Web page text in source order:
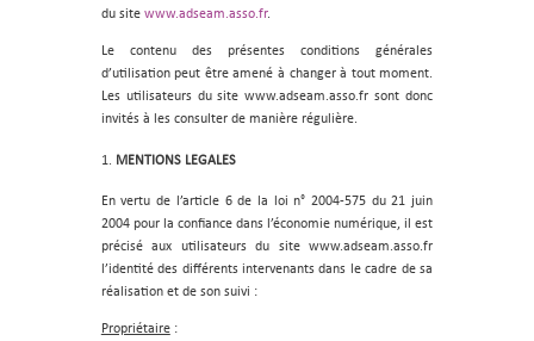
du site www.adseam.asso.fr.
Le contenu des présentes conditions générales
d’utilisation peut être amené à changer à tout moment.
Les utilisateurs du site www.adseam.asso.fr sont donc
invités à les consulter de manière régulière.
MENTIONS LEGALES
En vertu de l’article 6 de la loi n° 2004-575 du 21 juin
2004 pour la confiance dans l’économie numérique, il est
précisé aux utilisateurs du site www.adseam.asso.fr
l’identité des différents intervenants dans le cadre de sa
réalisation et de son suivi :
Propriétaire: